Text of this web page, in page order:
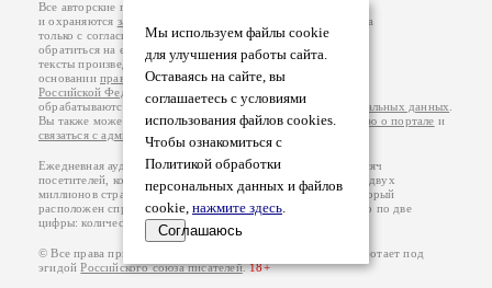
Мы используем файлы cookie
для улучшения работы сайта.
Оставаясь на сайте, вы
соглашаетесь с условиями
использования файлов cookies.
Чтобы ознакомиться с
Политикой обработки
персональных данных и файлов
cookie, нажмите здесь.
Соглашаюсь
Все авторские права на произведения принадлежат авторам
и охраняются законом
. Перепечатка произведений возможна
только с согласия его автора, к которому вы можете
обратиться на его авторской странице. Ответственность за
тексты произведений авторы несут самостоятельно на
основанииправил публикацииизаконодательства
Российской Федерации
обрабатываются на основанииПолитики обработки персональных данных
Вы также можете посмотреть более подробнуюинформацию о портале и
связаться с администрацией
Ежедневная аудитория портала Стихи.ру – порядка 200 тысяч
посетителей, которые в общей сумме просматривают более двух
миллионов страниц по данным счетчика посещаемости, который
расположен справа от этого текста. В каждой графе указано по две
цифры: количество просмотров и количество посетителей.
© Все права принадлежат авторам, 2000-2026. Портал работает под
эгидойРоссийского союза писателей.18+